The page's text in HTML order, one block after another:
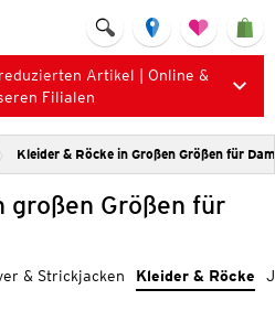
Artikel | Online &
Filialen
Kleider & Röcke in Großen Größen für
großen Größen für
& Strickjacken Kleider & Röcke